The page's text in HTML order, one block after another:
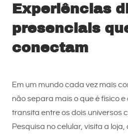
Experiências
presenciais
conectam
Em um mundo cada vez mais
não separa mais o que é físico e
transita entre os dois universos
Pesquisa no celular, visita a